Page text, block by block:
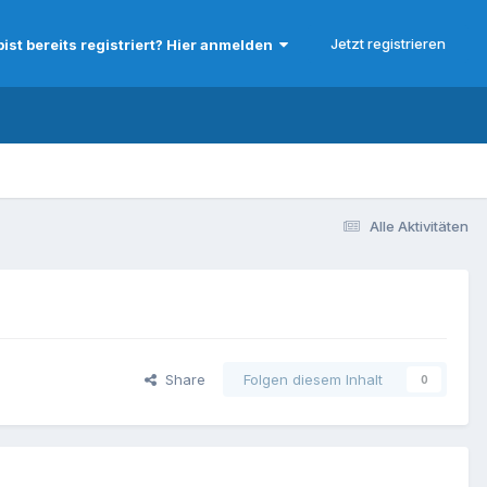
bereits registriert? Hier anmelden Jetzt registrieren
Alle Aktivitäten
Share Folgen diesem Inhalt 0